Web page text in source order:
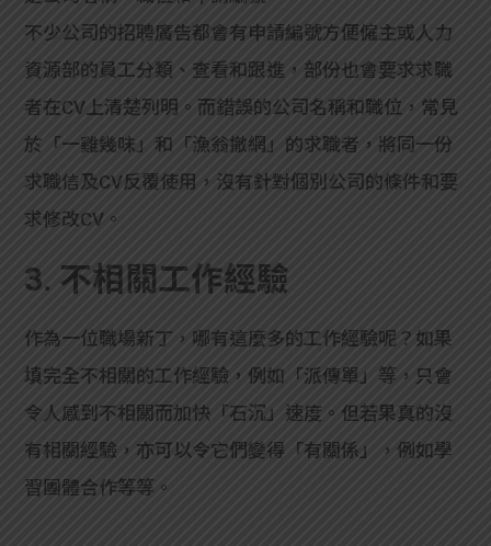
不少公司的招聘廣告都會有申請編號方便僱主或人力
資源部的員工分類、查看和跟進，部份也會要求求職
者在CV上清楚列明。而錯誤的公司名稱和職位，常見
於「一雞幾味」和「漁翁撤網」的求職者，將同一份
求職信及CV反覆使用，沒有針對個別公司的條件和要
求修改CV。
3. 不相關工作經驗
作為一位職場新丁，哪有這麼多的工作經驗呢？如果
填完全不相關的工作經驗，例如「派傳單」等，只會
令人感到不相關而加快「石沉」速度。但若果真的沒
有相關經驗，亦可以令它們變得「有關係」，例如學
習團體合作等等。